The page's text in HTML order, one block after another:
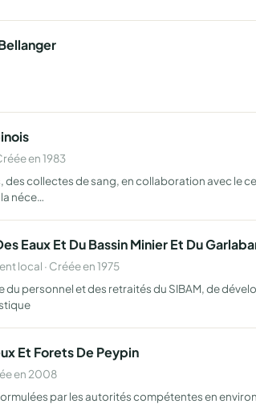
en 1983
des collectes de sang, en collaboration avec
néce…
Eaux Et Du Bassin Minier Et Du
local · Créée en 1975
personnel et des retraités du SIBAM, de
Et Forets De Peypin
en 2008
par les autorités compétentes en